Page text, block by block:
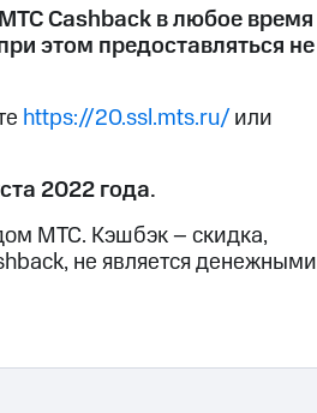
Cashback в любое время
этом предоставляться не
https://20.ssl.mts.ru/или
2022 года.
МТС. Кэшбэк – скидка,
не является денежными